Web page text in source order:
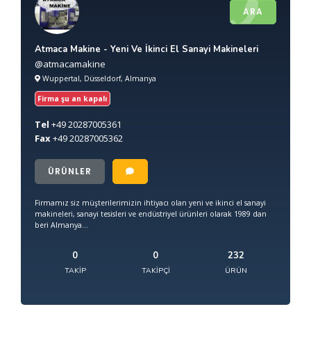
ARA
Atmaca Makine - Yeni Ve İkinci El Sanayi Makineleri
@atmacamakine
Wuppertal, Düsseldorf, Almanya
Firma şu an kapalı
Tel +4920287005361
Fax+4920287005362
ÜRÜNLER
Firmamız siz müşterilerimizin ihtiyacı olan yeni ve ikinci el sanayi
makineleri, sanayi tesisleri ve endüstriyel ürünleri olarak 1989 dan
beri Almanya...
0
TAKIP
0
TAKIPÇI
232
ÜRÜN